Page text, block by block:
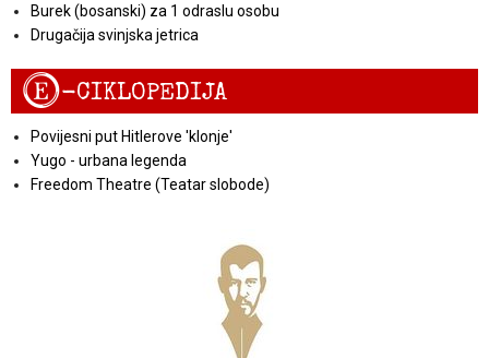
Burek (bosanski) za 1 odraslu osobu
Drugačija svinjska jetrica
E-CIKLOPEDIJA
Povijesni put Hitlerove 'klonje'
Yugo - urbana legenda
Freedom Theatre (Teatar slobode)